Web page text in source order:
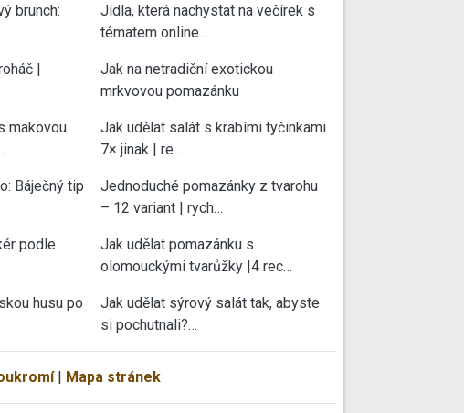
brunch:
|
makovou
Báječný tip
podle
husu po
Jídla, která nachystat na večírek s
tématem online…
Jak na netradiční exotickou
mrkvovou pomazánku
Jak udělat salát s krabími tyčinkami
7× jinak | re…
Jednoduché pomazánky z tvarohu
– 12 variant | rych…
Jak udělat pomazánku s
olomouckými tvarůžky |4 rec…
Jak udělat sýrový salát tak, abyste
si pochutnali?…
| Mapa stránek